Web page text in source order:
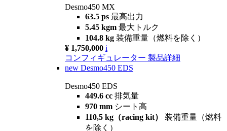
Desmo450 MX
63.5 ps 最高出力
5.45 kgm 最大トルク
104.8 kg 装備重量（燃料を除く）
¥ 1,750,000 i
コンフィギュレーター 製品詳細
new Desmo450 EDS
Desmo450 EDS
449.6 cc 排気量
970 mm シート高
110,5 kg（racing kit） 装備重量（燃料
を除く）